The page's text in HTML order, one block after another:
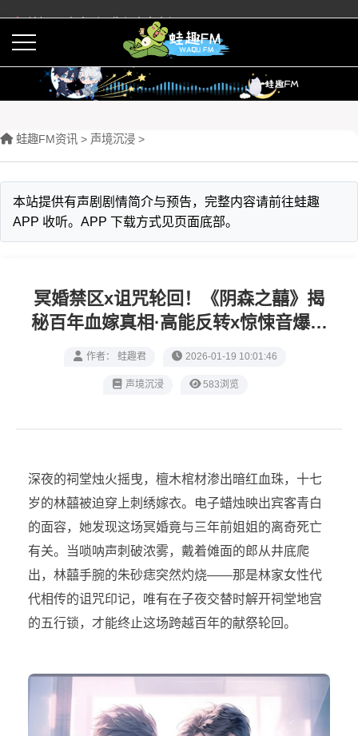
蛙趣FM有声剧预告与内容介绍
蛙趣FM资讯 > 声境沉浸 >
本站提供有声剧剧情简介与预告，完整内容请前往蛙趣
APP 收听。APP 下载方式见页面底部。
冥婚禁区x诅咒轮回！《阴森之囍》揭
秘百年血嫁真相·高能反转x惊悚音爆沉
浸式体验
作者： 蛙趣君 2026-01-19 10:01:46
声境沉浸 583浏览
深夜的祠堂烛火摇曳，檀木棺材渗出暗红血珠，十七
岁的林囍被迫穿上刺绣嫁衣。电子蜡烛映出宾客青白
的面容，她发现这场冥婚竟与三年前姐姐的离奇死亡
有关。当唢呐声刺破浓雾，戴着傩面的郎从井底爬
出，林囍手腕的朱砂痣突然灼烧——那是林家女性代
代相传的诅咒印记，唯有在子夜交替时解开祠堂地宫
的五行锁，才能终止这场跨越百年的献祭轮回。